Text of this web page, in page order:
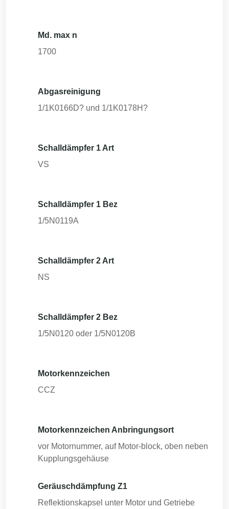
Md. max n
1700
Abgasreinigung
1/1K0166D? und 1/1K0178H?
Schalldämpfer 1 Art
VS
Schalldämpfer 1 Bez
1/5N0119A
Schalldämpfer 2 Art
NS
Schalldämpfer 2 Bez
1/5N0120 oder 1/5N0120B
Motorkennzeichen
CCZ
Motorkennzeichen Anbringungsort
vor Motornummer, auf Motor-block, oben neben
Kupplungsgehäuse
Geräuschdämpfung Z1
Reflektionskapsel unter Motor und Getriebe